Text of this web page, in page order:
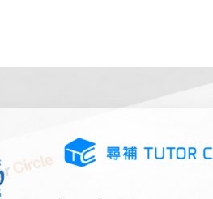
影評】《千萬別抬頭
瘋狂的滅世警示｜奧
作者精選】《千萬別抬頭